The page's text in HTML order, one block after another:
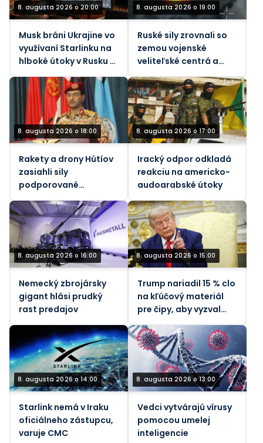
8. augusta 2026 o 20:00
Musk bráni Ukrajine vo
využívaní Starlinku na
hlboké útoky v Rusku –
8. augusta 2026 o 19:00
Ruské sily zrovnali so
zemou vojenské
veliteľské centrá a
8. augusta 2026 o 18:00
Rakety a drony Hútíov
zasiahli sily
podporované
Saudskou Arábiou v
Jemene
8. augusta 2026 o 17:00
Iracký odpor odkladá
reakciu na americko-
audoarabské útoky
8. augusta 2026 o 16:00
Nemecký zbrojársky
gigant hlási prudký
rast predajov
8. augusta 2026 o 15:00
Trump nariadil 15 % clo
na kľúčový materiál
pre čipy, aby vyzval
8. augusta 2026 o 14:00
Starlink nemá v Iraku
oficiálneho zástupcu,
varuje CMC
8. augusta 2026 o 13:00
Vedci vytvárajú vírusy
pomocou umelej
inteligencie